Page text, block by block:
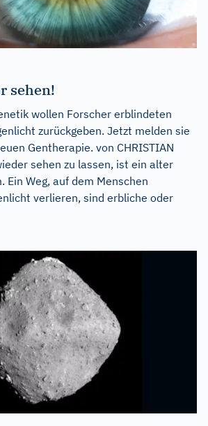
sehen!
wollen Forscher erblindeten
zurückgeben. Jetzt melden sie
Gentherapie. von CHRISTIAN
sehen zu lassen, ist ein alter
Ein Weg, auf dem Menschen
verlieren, sind erbliche oder